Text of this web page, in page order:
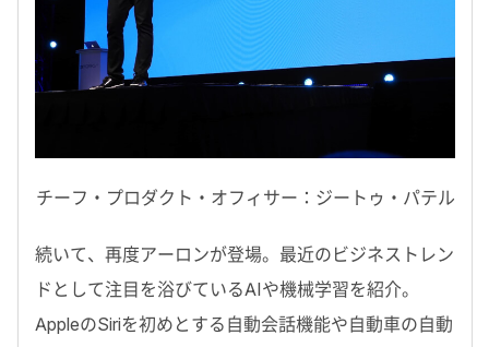
チーフ・プロダクト・オフィサー：ジートゥ・パテル
続いて、再度アーロンが登場。最近のビジネストレン
ドとして注目を浴びているAIや機械学習を紹介。
AppleのSiriを初めとする自動会話機能や自動車の自動